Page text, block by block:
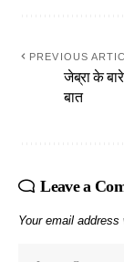
PREVIOUS
जेब्रा के
बात
Leave a
Your email